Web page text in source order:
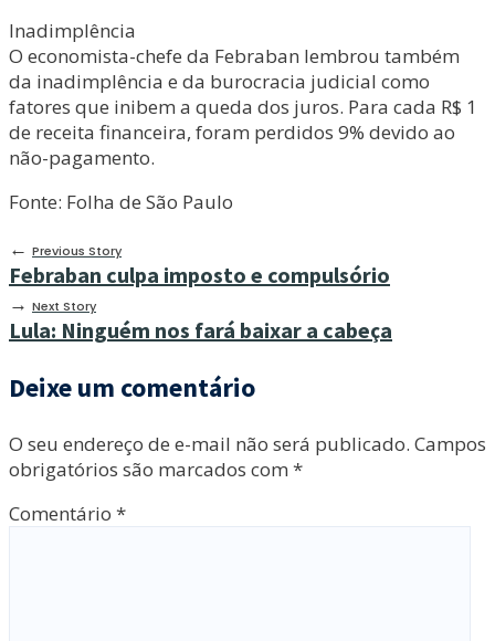
Inadimplência
O economista-chefe da Febraban lembrou também
da inadimplência e da burocracia judicial como
fatores que inibem a queda dos juros. Para cada R$ 1
de receita financeira, foram perdidos 9% devido ao
não-pagamento.
Fonte: Folha de São Paulo
← Previous Story
Febraban culpa imposto e compulsório
→ Next Story
Lula: Ninguém nos fará baixar a cabeça
Deixe um comentário
O seu endereço de e-mail não será publicado. Campos
obrigatórios são marcados com *
Comentário *